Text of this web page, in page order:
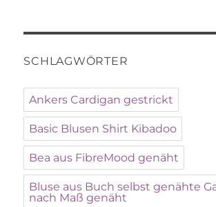
SCHLAGWÖRTER
Ankers Cardigan gestrickt
Basic Blusen Shirt Kibadoo
Bea aus FibreMood genäht
Bluse aus Buch selbst genähte
nach Maß genäht